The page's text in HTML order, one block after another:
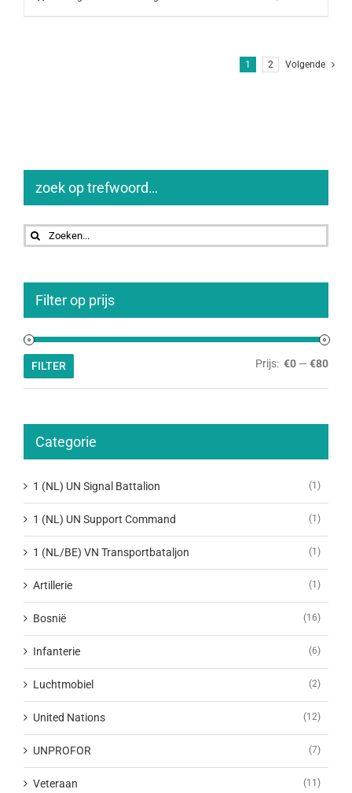
1 2 Volgende
zoek op trefwoord…
Zoeken
naar:
Filter op prijs
Min.
Max.
FILTER Prijs: €0 — €80
Categorie
1 (NL) UN Signal Battalion (1)
1 (NL) UN Support Command (1)
1 (NL/BE) VN Transportbataljon (1)
Artillerie (1)
Bosnië (16)
Infanterie (6)
Luchtmobiel (2)
United Nations (12)
UNPROFOR (7)
Veteraan (11)